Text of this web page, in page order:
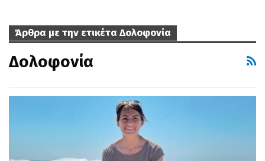
Άρθρα με την ετικέτα Δολοφονία
Δολοφονία